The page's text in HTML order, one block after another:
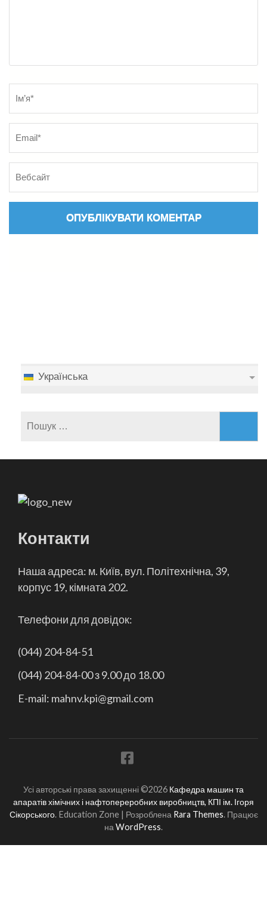
Українська
Контакти
Наша адреса: м. Київ, вул. Політехнічна, 39,
корпус 19, кімната 202.
Телефони для довідок:
(044) 204-84-51
(044) 204-84-00 з 9.00 до 18.00
E-mail: mahnv.kpi@gmail.com
Усі авторські права захищенні ©2026 Кафедра машин та
апаратів хімічних і нафтопереробних виробництв, КПІ ім. Ігоря
Сікорського. Education Zone | Розроблена Rara Themes. Працює
на WordPress.